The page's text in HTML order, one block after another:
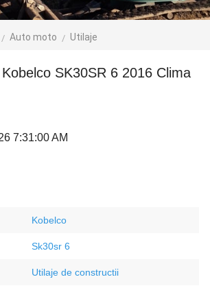
Auto moto Utilaje
Kobelco SK30SR 6 2016 Clima
7:31:00 AM
Kobelco
Sk30sr 6
Utilaje de constructii